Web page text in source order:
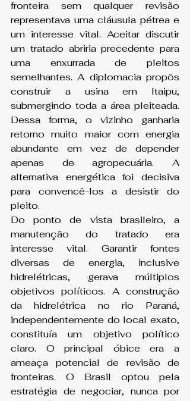
fronteira sem qualquer revisão
representava uma cláusula pétrea e
um interesse vital. Aceitar discutir
um tratado abriria precedente para
uma enxurrada de pleitos
semelhantes. A diplomacia propôs
construir a usina em Itaipu,
submergindo toda a área pleiteada.
Dessa forma, o vizinho ganharia
retorno muito maior com energia
abundante em vez de depender
apenas de agropecuária. A
alternativa energética foi decisiva
para convencê-los a desistir do
pleito.
Do ponto de vista brasileiro, a
manutenção do tratado era
interesse vital. Garantir fontes
diversas de energia, inclusive
hidrelétricas, gerava múltiplos
objetivos políticos. A construção
da hidrelétrica no rio Paraná,
independentemente do local exato,
constituía um objetivo político
claro. O principal óbice era a
ameaça potencial de revisão de
fronteiras. O Brasil optou pela
estratégia de negociar, nunca por